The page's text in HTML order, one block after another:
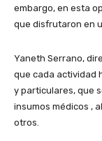
embargo, en esta
que disfrutaron en
Yaneth Serrano,
que cada actividad
y particulares, que
insumos médicos ,
otros.